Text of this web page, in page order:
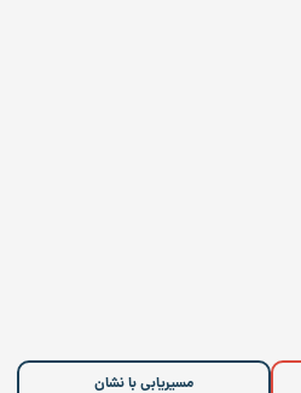
مسیریابی با نشان